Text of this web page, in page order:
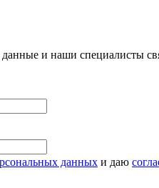
и наши специалисты
данных и даю